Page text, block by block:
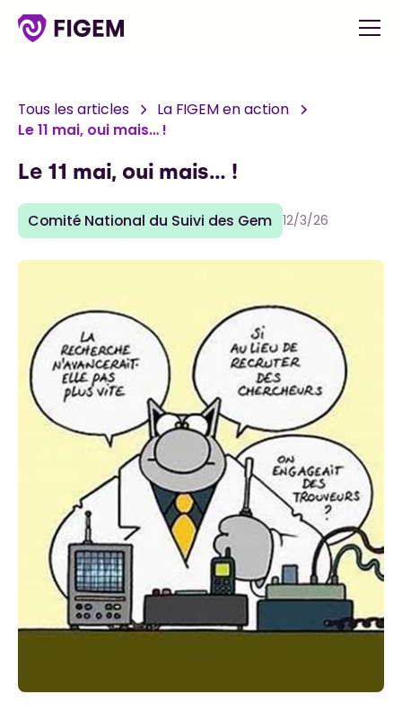
Tous les articles
La FIGEM en action
Le 11 mai, oui mais… !
Le 11 mai, oui mais… !
Comité National du Suivi des Gem 12/3/26